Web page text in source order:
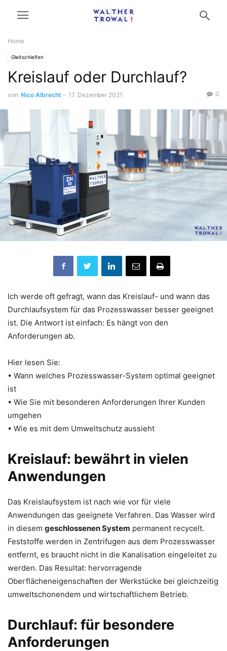
Home
Gleitschleifen
Kreislauf oder Durchlauf?
von Nico Albrecht - 17. Dezember 2021 0
Ich werde oft gefragt, wann das Kreislauf- und wann das
Durchlaufsystem für das Prozesswasser besser geeignet
ist. Die Antwort ist einfach: Es hängt von den
Anforderungen ab.
Hier lesen Sie:
• Wann welches Prozesswasser-System optimal geeignet
ist
• Wie Sie mit besonderen Anforderungen Ihrer Kunden
umgehen
• Wie es mit dem Umweltschutz aussieht
Kreislauf: bewährt in vielen
Anwendungen
Das Kreislaufsystem ist nach wie vor für viele
Anwendungen das geeignete Verfahren. Das Wasser wird
in diesem geschlossenen System permanent recycelt.
Feststoffe werden in Zentrifugen aus dem Prozesswasser
entfernt, es braucht nicht in die Kanalisation eingeleitet zu
werden. Das Resultat: hervorragende
Oberflächeneigenschaften der Werkstücke bei gleichzeitig
umweltschonendem und wirtschaftlichem Betrieb.
Durchlauf: für besondere
Anforderungen